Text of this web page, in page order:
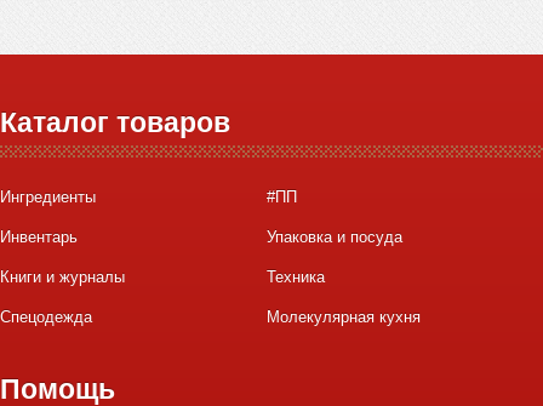
Каталог товаров
Ингредиенты #ПП
Инвентарь Упаковка и посуда
Книги и журналы Техника
Спецодежда Молекулярная кухня
Помощь